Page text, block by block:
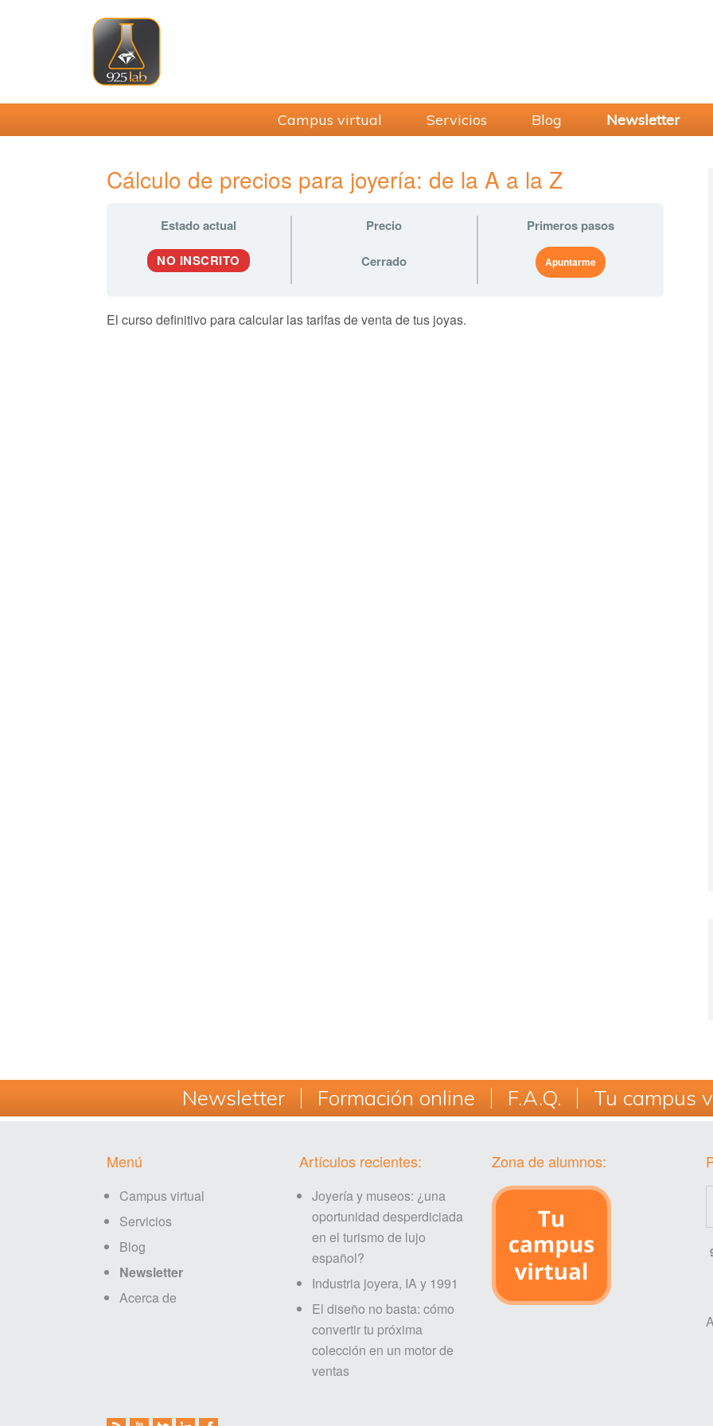
Campus virtual
Servicios Blog Newsletter
Cálculo de precios para joyería: de la A a la Z
Estado actual
NO INSCRITO
Precio
Cerrado
Primeros pasos
Apuntarme
El curso definitivo para calcular las tarifas de venta de tus joyas.
Newsletter Formación online F.A.Q. Tu campus
Menú
Campus virtual
Servicios
Blog
Newsletter
Acerca de
Artículos recientes:
Joyería y museos: ¿una
oportunidad desperdiciada
en el turismo de lujo
español?
Industria joyera, IA y 1991
El diseño no basta: cómo
convertir tu próxima
colección en un motor de
ventas
Zona de alumnos: